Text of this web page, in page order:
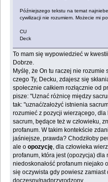
Późniejszego tekstu na temat
cywilizacji nie rozumiem. Możecie mi
CU
Deck
To mam się wypowiedzieć w
Dobrze.
Myślę, że On tu raczej nie
czego Ty, Decku, zdajesz się
społecznie całkiem rozłącznie od
pisze: "Uznać różnicę między
tak: "uznać/założyć istnienia
rozumieć z pozycji wierzącego, dla
sacrum, będące też w człowieku,
profanum. W takim kontekście
jaśniejsze, prawda? Chodziłoby
ale o opozycję, dla człowieka
profanum, która jest (opozycja) dla
niedoskonałość profanum niejako
się oczywista gdy powiesz zamiast
doczesny/nadprzyrodzony.